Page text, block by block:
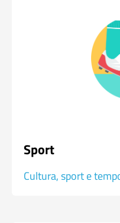
Sport
Cultura, sport e